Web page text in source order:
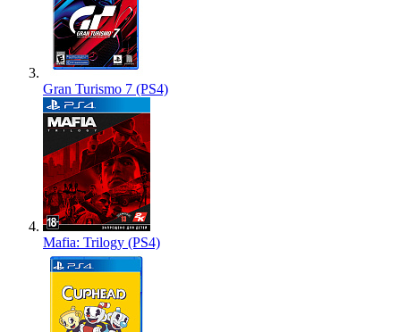
Gran Turismo 7 (PS4)
Mafia: Trilogy (PS4)